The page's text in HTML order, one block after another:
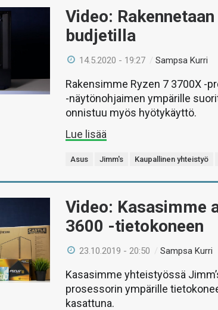
Video:
budjetilla
14.5.2020 - 19:27 /Sampsa Kurri
Rakensimme Ryzen 7 3700X -
-näytönohjaimen ympärille
onnistuu myös hyötykäyttö.
Lue lisää
Asus Jimm's Kaupallinen yhteistyö
Video: Kasasimme
3600 -tietokoneen
23.10.2019 - 20:50 /Sampsa Kurri
Kasasimme yhteistyössä
prosessorin ympärille
kasattuna.